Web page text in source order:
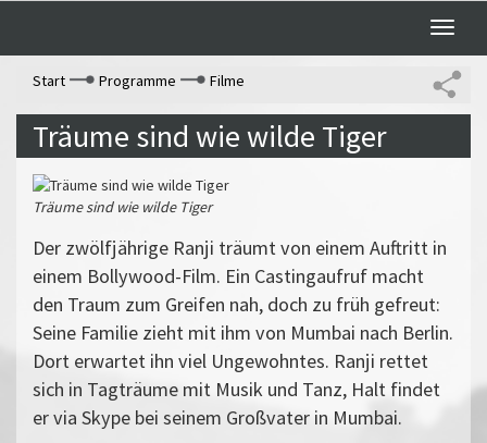
Toggle
Start
Programme Filme
Träume sind wie wilde Tiger
Träume sind wie wilde Tiger
Der zwölfjährige Ranji träumt von einem Auftritt in
einem Bollywood-Film. Ein Castingaufruf macht
den Traum zum Greifen nah, doch zu früh gefreut:
Seine Familie zieht mit ihm von Mumbai nach Berlin.
Dort erwartet ihn viel Ungewohntes. Ranji rettet
sich in Tagträume mit Musik und Tanz, Halt findet
er via Skype bei seinem Großvater in Mumbai.